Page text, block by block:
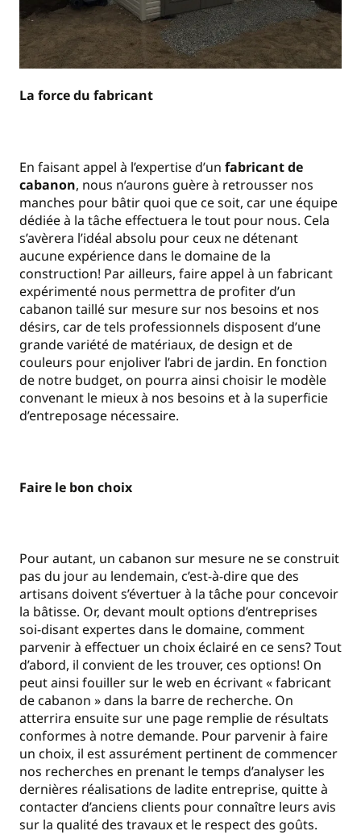
La force du fabricant
En faisant appel à l’expertise d’un fabricant de
cabanon, nous n’aurons guère à retrousser nos
manches pour bâtir quoi que ce soit, car une équipe
dédiée à la tâche effectuera le tout pour nous. Cela
s’avèrera l’idéal absolu pour ceux ne détenant
aucune expérience dans le domaine de la
construction! Par ailleurs, faire appel à un fabricant
expérimenté nous permettra de profiter d’un
cabanon taillé sur mesure sur nos besoins et nos
désirs, car de tels professionnels disposent d’une
grande variété de matériaux, de design et de
couleurs pour enjoliver l’abri de jardin. En fonction
de notre budget, on pourra ainsi choisir le modèle
convenant le mieux à nos besoins et à la superficie
d’entreposage nécessaire.
Faire le bon choix
Pour autant, un cabanon sur mesure ne se construit
pas du jour au lendemain, c’est-à-dire que des
artisans doivent s’évertuer à la tâche pour concevoir
la bâtisse. Or, devant moult options d’entreprises
soi-disant expertes dans le domaine, comment
parvenir à effectuer un choix éclairé en ce sens? Tout
d’abord, il convient de les trouver, ces options! On
peut ainsi fouiller sur le web en écrivant « fabricant
de cabanon » dans la barre de recherche. On
atterrira ensuite sur une page remplie de résultats
conformes à notre demande. Pour parvenir à faire
un choix, il est assurément pertinent de commencer
nos recherches en prenant le temps d’analyser les
dernières réalisations de ladite entreprise, quitte à
contacter d’anciens clients pour connaître leurs avis
sur la qualité des travaux et le respect des goûts.